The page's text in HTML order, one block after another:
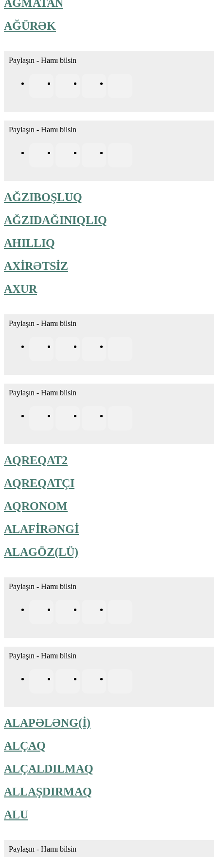
AĞMATAN
AĞÜRƏK
Paylaşın - Hamı bilsin
Paylaşın - Hamı bilsin
AĞZIBOŞLUQ
AĞZIDAĞINIQLIQ
AHILLIQ
AXİRƏTSİZ
AXUR
Paylaşın - Hamı bilsin
Paylaşın - Hamı bilsin
AQREQAT2
AQREQATÇI
AQRONOM
ALAFİRƏNGİ
ALAGÖZ(LÜ)
Paylaşın - Hamı bilsin
Paylaşın - Hamı bilsin
ALAPƏLƏNG(İ)
ALÇAQ
ALÇALDILMAQ
ALLAŞDIRMAQ
ALU
Paylaşın - Hamı bilsin